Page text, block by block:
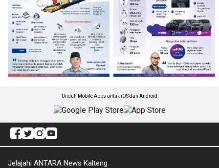
Unduh Mobile Apps untuk iOS dan Android
Jelajahi ANTARA News Kalteng